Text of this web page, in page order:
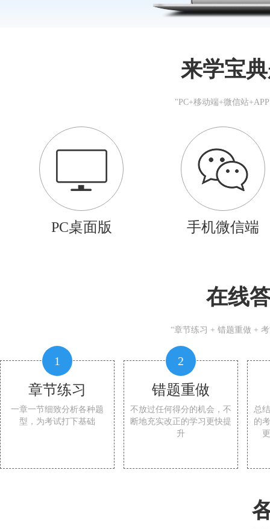
来学宝
"PC+移动端+微信站
PC桌面版 手机微信端
在线
“章节练习 + 错题重做 +
1
章节练习
一章一节细致分析各种题
型，为考试打下基础
2
错题重做
不放过任何得分的机会，不
断地充实改正的学习更快提
升
总
的